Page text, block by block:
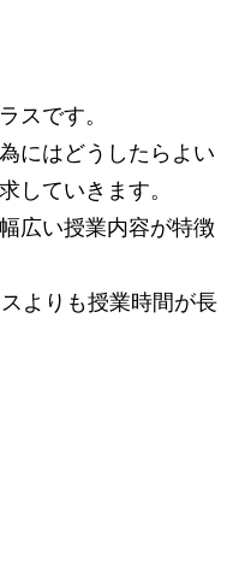
スです。
にはどうしたらよい
していきます。
広い授業内容が特徴
よりも授業時間が長